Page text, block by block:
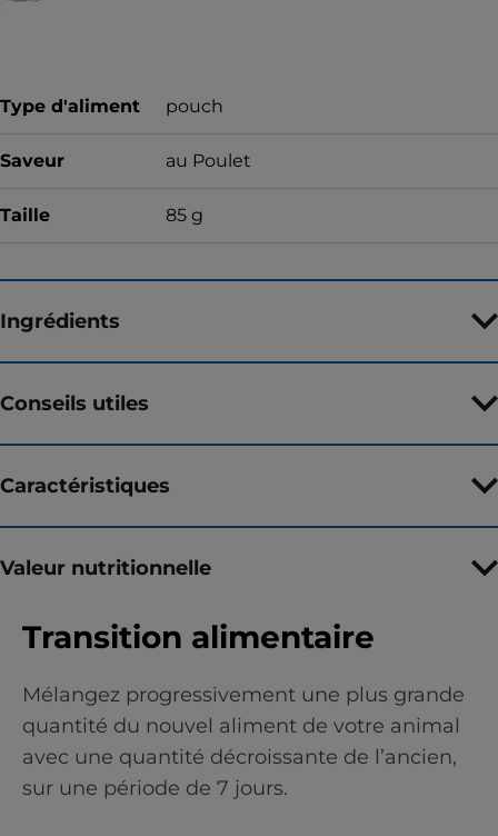
Type d'aliment pouch
Saveur au Poulet
Taille 85 g
Ingrédients
Conseils utiles
Caractéristiques
Valeur nutritionnelle
Transition alimentaire
Mélangez progressivement une plus grande
quantité du nouvel aliment de votre animal
avec une quantité décroissante de l’ancien,
sur une période de 7 jours.